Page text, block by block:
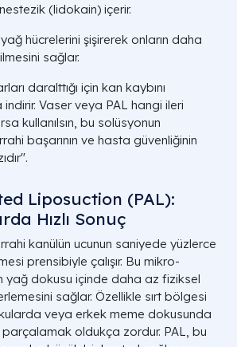
(lidokain) içerir.
yağ hücrelerini şişirerek onların daha
sağlar.
daralttığı için kan kaybını
indirir. Vaser veya PAL hangi ileri
kullanılsın, bu solüsyonun
başarının ve hasta güvenliğinin
Liposuction (PAL):
Hızlı Sonuç
kanülün ucunun saniyede yüzlerce
prensibiyle çalışır. Bu mikro-
yağ dokusu içinde daha az fiziksel
sağlar. Özellikle sırt bölgesi
veya erkek meme dokusunda
parçalamak oldukça zordur. PAL, bu